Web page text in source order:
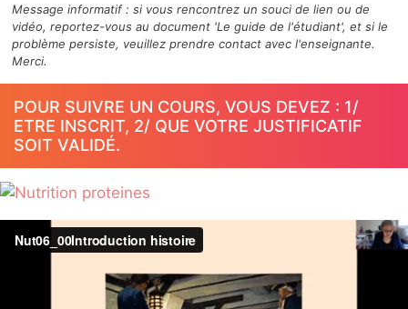
Message informatif : si vous rencontrez un souci de lien ou de
vidéo, reportez-vous au document 'Le guide de l'étudiant', et si le
problème persiste, veuillez prendre contact avec l'enseignante.
Merci.
POUR SUIVRE UN COURS, VOUS DEVEZ : 1/
ETRE INSCRIT, 2/ QUE VOTRE JUSTIFICATIF
SOIT VALIDÉ.